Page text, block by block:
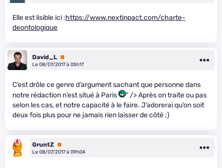
Elle est lisible ici :https://www.nextinpact.com/charte-
deontologique
David_L Premium
Le 08/07/2017 à 05h17
C’est drôle ce genre d’argument sachant que personne dans
notre rédaction n’est situé à Paris
" /> Après on traite ou pas
selon les cas, et notre capacité à le faire. J’adorerai qu’on soit
deux fois plus pour ne jamais rien laisser de côté ;)
GruntZ Premium
Le 08/07/2017 à 09h04